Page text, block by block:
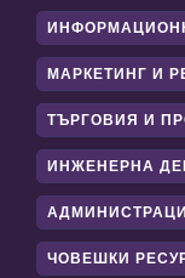
МАРКЕТИНГ И
ТЪРГОВИЯ И
ИНЖЕНЕРНА
ЧОВЕШКИ